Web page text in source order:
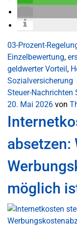
03-Prozent-
Einzelbewertung,
geldwerter Vorteil,
Sozialversicherung
Steuer-Nachrichten
20. Mai 2026 von
absetzen:
möglich